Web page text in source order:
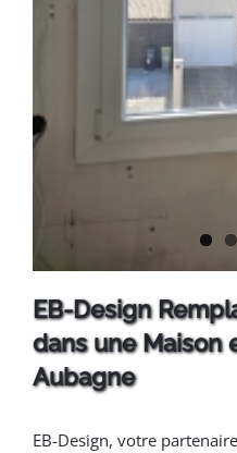
EB-Design
dans une Maison
Aubagne
EB-Design, votre